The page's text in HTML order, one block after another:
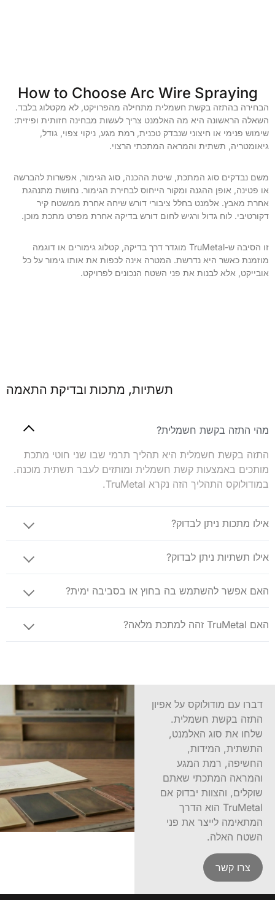
How to Choose Arc Wire Spraying
הבחירה בהתזה בקשת חשמלית מתחילה מהפרויקט, לא מקטלוג בלבד.
השאלה הראשונה היא מה האלמנט צריך לעשות מבחינה חזותית ופיזית:
שימוש פנימי או חיצוני שנבדק טכנית, רמת מגע, ניקוי צפוי, גודל,
גיאומטריה, תשתית והמראה המתכתי הרצוי.
משם נבדקים סוג המתכת, שיטת ההכנה, סוג הגימור, אפשרות להברשה
או פטינה, אופן ההגנה ומקור הייחוס לבחירת הגימור. נחושת מתנהגת
אחרת מאבץ. אלמנט בחלל ציבורי דורש שיחה אחרת ממשטח קיר
דקורטיבי. לוח גדול ורגיש לחום דורש בדיקה אחרת מפרט מתכת מוכן.
זו הסיבה ש-TruMetal מוגדר דרך בדיקה, קטלוג גימורים או דוגמה
מוזמנת כאשר היא נדרשת. המטרה אינה לכפות את אותו גימור על כל
אובייקט, אלא לבנות את פני השטח הנכונים לפרויקט.
תשתיות, מתכות ובדיקת התאמה
מהי התזה בקשת חשמלית?
התזה בקשת חשמלית היא תהליך תרמי שבו שני חוטי מתכת
מותכים באמצעות קשת חשמלית ומותזים לעבר תשתית מוכנה.
במודולוקס התהליך הזה נקרא TruMetal.
אילו מתכות ניתן לבדוק?
אילו תשתיות ניתן לבדוק?
האם אפשר להשתמש בה בחוץ או בסביבה ימית?
האם TruMetal זהה למתכת מלאה?
דברו עם מודולוקס על אפיון
התזה בקשת חשמלית.
שלחו את סוג האלמנט,
התשתית, המידות,
החשיפה, רמת המגע
והמראה המתכתי שאתם
שוקלים, והצוות יבדוק אם
TruMetal הוא הדרך
המתאימה לייצר את פני
השטח האלה.
צרו קשר